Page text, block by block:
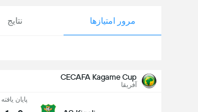
مرور امتیازها نتایج
CECAFA Kagame Cup
آفریقا
پایان یافته